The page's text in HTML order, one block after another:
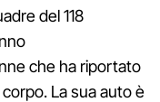
del 118
che ha riportato
La sua auto è